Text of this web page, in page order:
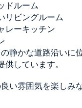
ドルーム
リビングルーム
レーキッチン
静かな道路沿いに
供しています。
い雰囲気を楽しみ